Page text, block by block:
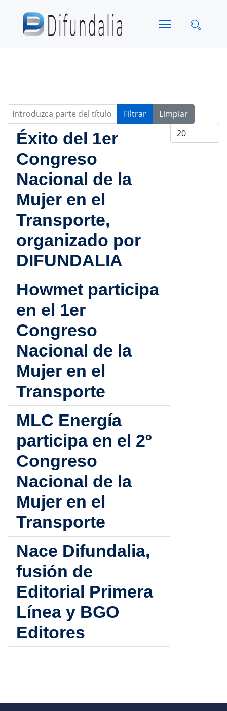
Introduzca parte del título Filtrar
Limpiar
Cantidad a
Éxito del 1er
Congreso
Nacional de la
Mujer en el
Transporte,
organizado por
DIFUNDALIA
Howmet participa
en el 1er
Congreso
Nacional de la
Mujer en el
Transporte
MLC Energía
participa en el 2º
Congreso
Nacional de la
Mujer en el
Transporte
Nace Difundalia,
fusión de
Editorial Primera
Línea y BGO
Editores